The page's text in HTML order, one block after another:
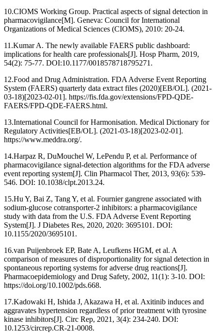
10.CIOMS Working Group. Practical aspects of signal detection in
pharmacovigilance[M]. Geneva: Council for International
Organizations of Medical Sciences (CIOMS), 2010: 20-24.
11.Kumar A. The newly available FAERS public dashboard:
implications for health care professionals[J]. Hosp Pharm, 2019,
54(2): 75-77. DOI:10.1177/0018578718795271.
12.Food and Drug Administration. FDA Adverse Event Reporting
System (FAERS) quarterly data extract files (2020)[EB/OL]. (2021-
03-18)[2023-02-01]. https://fis.fda.gov/extensions/FPD-QDE-
FAERS/FPD-QDE-FAERS.html.
13.International Council for Harmonisation. Medical Dictionary for
Regulatory Activities[EB/OL]. (2021-03-18)[2023-02-01].
https://www.meddra.org/.
14.Harpaz R, DuMouchel W, LePendu P, et al. Performance of
pharmacovigilance signal-detection algorithms for the FDA adverse
event reporting system[J]. Clin Pharmacol Ther, 2013, 93(6): 539-
546. DOI: 10.1038/clpt.2013.24.
15.Hu Y, Bai Z, Tang Y, et al. Fournier gangrene associated with
sodium-glucose cotransporter-2 inhibitors: a pharmacovigilance
study with data from the U.S. FDA Adverse Event Reporting
System[J]. J Diabetes Res, 2020, 2020: 3695101. DOI:
10.1155/2020/3695101.
16.van Puijenbroek EP, Bate A, Leufkens HGM, et al. A
comparison of measures of disproportionality for signal detection in
spontaneous reporting systems for adverse drug reactions[J].
Pharmacoepidemiology and Drug Safety, 2002, 11(1): 3-10. DOI:
https://doi.org/10.1002/pds.668.
17.Kadowaki H, Ishida J, Akazawa H, et al. Axitinib induces and
aggravates hypertension regardless of prior treatment with tyrosine
kinase inhibitors[J]. Circ Rep, 2021, 3(4): 234-240. DOI:
10.1253/circrep.CR-21-0008.